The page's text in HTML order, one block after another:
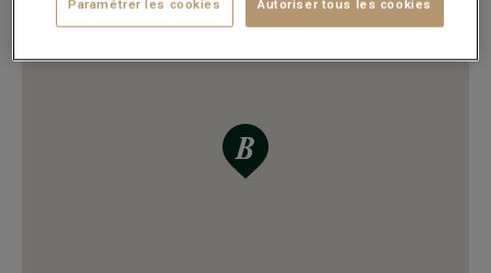
Paramétrer les cookies Autoriser tous les cookies